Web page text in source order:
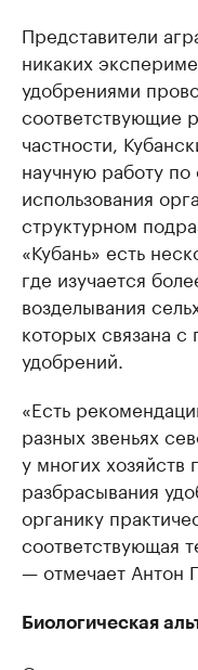
Представители
никаких
удобрениями
соответствующие
частности,
научную работу
использования
структурном
«Кубань» есть
где изучается
возделывания
которых связана
удобрений.
«Есть
разных звеньях
у многих хозяйств
разбрасывания
органику
соответствующая
— отмечает Антон
Биологическая